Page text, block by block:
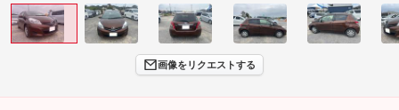
画像をリクエストする